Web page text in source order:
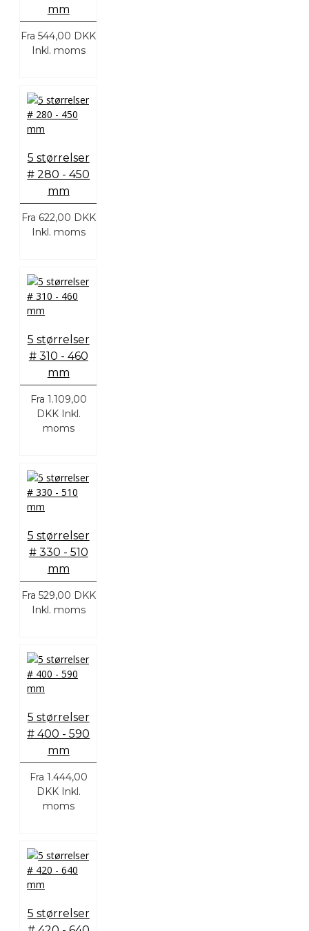
mm
Fra 544,00 DKK
Inkl. moms
5 størrelser
# 280 - 450
mm
Fra 622,00 DKK
Inkl. moms
5 størrelser
# 310 - 460
mm
Fra 1.109,00
DKK Inkl.
moms
5 størrelser
# 330 - 510
mm
Fra 529,00 DKK
Inkl. moms
5 størrelser
# 400 - 590
mm
Fra 1.444,00
DKK Inkl.
moms
5 størrelser